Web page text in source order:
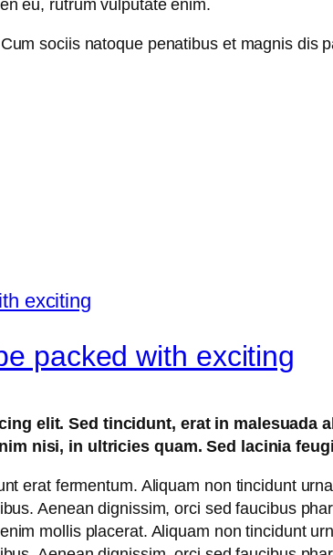
eu, rutrum vulputate enim.
sociis natoque penatibus et magnis dis
packed with exciting
elit. Sed tincidunt, erat in malesuada
nisi, in ultricies quam. Sed lacinia
erat fermentum. Aliquam non tincidunt
Aenean dignissim, orci sed faucibus
mollis placerat. Aliquam non tincidunt